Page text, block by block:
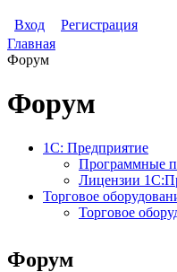
Вход
Регистрация
Главная
Форум
Форум
1С: Предприятие
Программные
Лицензии
Торговое
Торговое
Форум